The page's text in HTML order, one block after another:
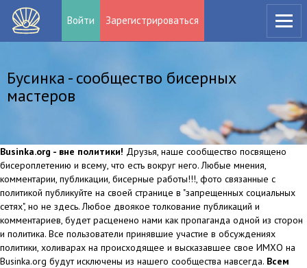
Войти Зарегистрироваться
Бусинка - сообщество бисерных
мастеров
Businka.org - вне политики! Друзья, наше сообщество посвящено
бисероплетению и всему, что есть вокруг него. Любые мнения,
комментарии, публикации, бисерные работы!!!, фото связанные с
политикой публикуйте на своей странице в "запрещенных социальных
сетях", но не здесь. Любое двоякое толкование публикаций и
комментариев, будет расценено нами как пропаганда одной из сторон
и политика. Все пользователи принявшие участие в обсуждениях
политики, холиварах на происходящее и высказавшее свое ИМХО на
Businka.org будут исключены из нашего сообщества навсегда. Всем